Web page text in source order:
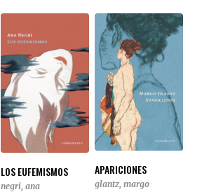
LOS EUFEMISMOS
negri, ana
APARICIONES
glantz, margo